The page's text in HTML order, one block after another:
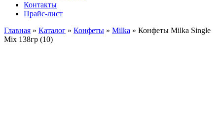
Контакты
Прайс-лист
Главная » Каталог » Конфеты » Milka » Конфеты Milka Single
Mix 138гр (10)